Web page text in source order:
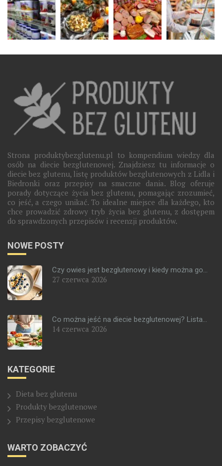
Strona produktybezglutenu.pl to kompendium wiedzy dla
osób na diecie bezglutenowej. Znajdziesz tu informacje o
diecie bez glutenu, listę produktów bezglutenowych z Lidla i
Biedronki oraz przepisy na smaczne dania. Blog oferuje
porady dotyczące życia bez glutenu, pomagając zrozumieć,
co jeść, a czego unikać. To idealne miejsce dla każdego, kto
chce prowadzić zdrowy tryb życia bez glutenu, z dostępem
do sprawdzonych przepisów i recenzji produktów.
NOWE POSTY
Czy owies jest bezglutenowy i kiedy można go...
27 czerwca 2026
Co można jeść na diecie bezglutenowej? Lista...
14 czerwca 2026
KATEGORIE
Dieta bez glutenu
Produkty bezglutenowe
Przepisy bezglutenowe
WARTO ZOBACZYĆ